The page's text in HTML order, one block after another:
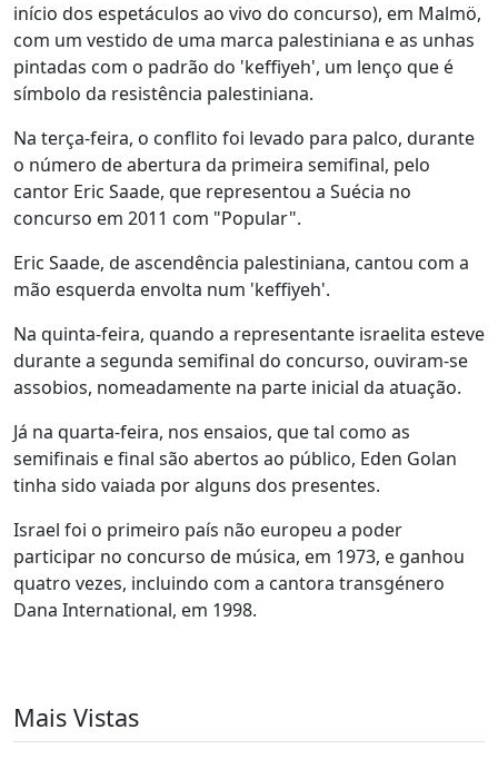
início dos espetáculos ao vivo do concurso), em Malmö,
com um vestido de uma marca palestiniana e as unhas
pintadas com o padrão do 'keffiyeh', um lenço que é
símbolo da resistência palestiniana.
Na terça-feira, o conflito foi levado para palco, durante
o número de abertura da primeira semifinal, pelo
cantor Eric Saade, que representou a Suécia no
concurso em 2011 com "Popular".
Eric Saade, de ascendência palestiniana, cantou com a
mão esquerda envolta num 'keffiyeh'.
Na quinta-feira, quando a representante israelita esteve
durante a segunda semifinal do concurso, ouviram-se
assobios, nomeadamente na parte inicial da atuação.
Já na quarta-feira, nos ensaios, que tal como as
semifinais e final são abertos ao público, Eden Golan
tinha sido vaiada por alguns dos presentes.
Israel foi o primeiro país não europeu a poder
participar no concurso de música, em 1973, e ganhou
quatro vezes, incluindo com a cantora transgénero
Dana International, em 1998.
Mais Vistas